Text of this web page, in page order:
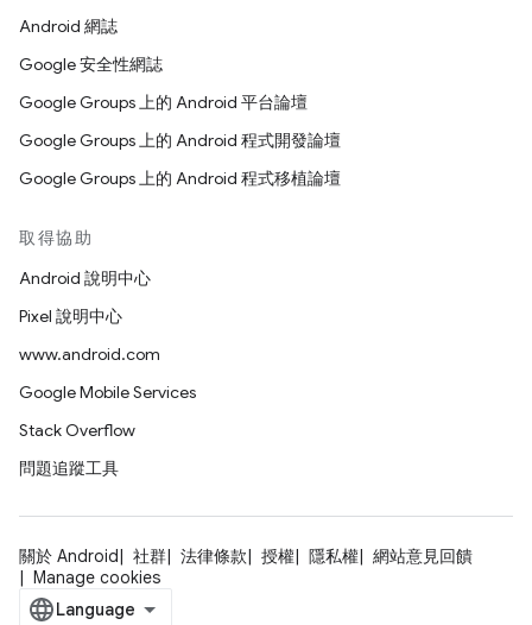
Android 網誌
Google 安全性網誌
Google Groups 上的 Android 平台論壇
Google Groups 上的 Android 程式開發論壇
Google Groups 上的 Android 程式移植論壇
取得協助
Android 說明中心
Pixel 說明中心
www.android.com
Google Mobile Services
Stack Overflow
問題追蹤工具
關於 Android 社群 法律條款 授權 隱私權
網站意見回饋
Manage cookies